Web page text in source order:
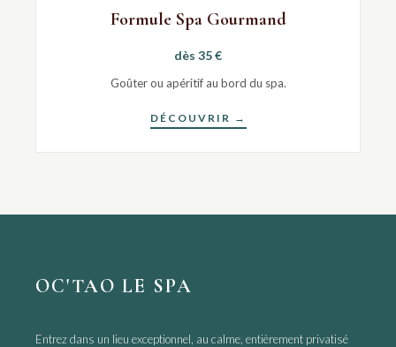
Formule Spa Gourmand
dès 35 €
Goûter ou apéritif au bord du spa.
DÉCOUVRIR →
OC'TAO LE SPA
Entrez dans un lieu exceptionnel, au calme, entièrement privatisé